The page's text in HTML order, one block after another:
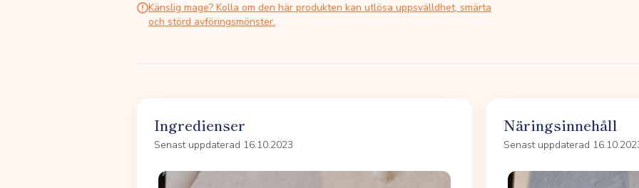
Känslig mage? Kolla om den här produkten kan utlösa uppsvälldhet, smärta
och störd avföringsmönster.
Ingredienser
Senast uppdaterad 16.10.2023
Näringsinnehåll
Senast uppdaterad